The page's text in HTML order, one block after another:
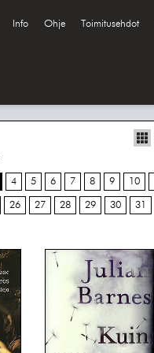
Info Ohje Toimitusehdot
4 5 6 7 8 9 10
26 27 28 29 30 31